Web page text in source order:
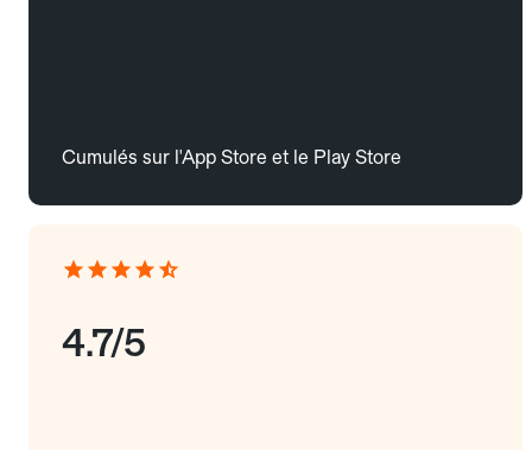
Cumulés sur l'App Store et le Play Store
4.7/5